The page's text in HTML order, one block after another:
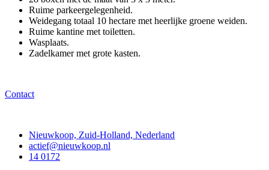
Ruime parkeergelegenheid.
Weidegang totaal 10 hectare met heerlijke groene weiden.
Ruime kantine met toiletten.
Wasplaats.
Zadelkamer met grote kasten.
Contact
Nieuwkoop, Zuid-Holland, Nederland
actief@nieuwkoop.nl
14 0172